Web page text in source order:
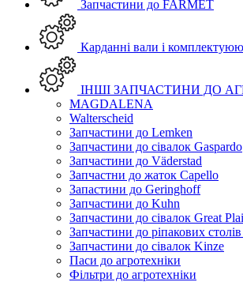
Запчастини до FARMET
Карданні вали і
ІНШІ ЗАПЧАСТИНИ ДО
MAGDALENA
Walterscheid
Запчастини до Lemken
Запчастини до сівалок Gaspardo
Запчастини до Väderstad
Запчастни до жаток Capello
Запастини до Geringhoff
Запчастини до Kuhn
Запчастини до сівалок Great
Запчастини до ріпакових
Запчастини до сівалок Kinze
Паси до агротехніки
Фільтри до агротехніки